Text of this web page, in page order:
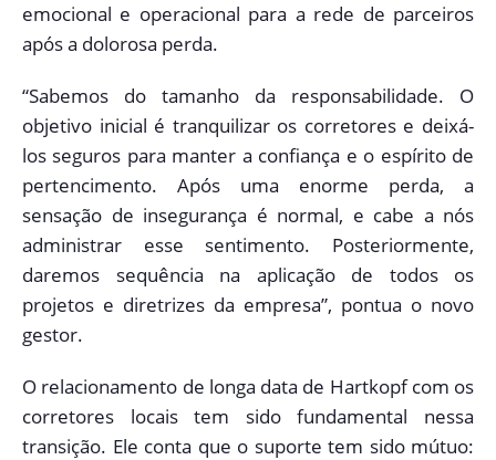
emocional e operacional para a rede de parceiros
após a dolorosa perda.
“Sabemos do tamanho da responsabilidade. O
objetivo inicial é tranquilizar os corretores e deixá-
los seguros para manter a confiança e o espírito de
pertencimento. Após uma enorme perda, a
sensação de insegurança é normal, e cabe a nós
administrar esse sentimento. Posteriormente,
daremos sequência na aplicação de todos os
projetos e diretrizes da empresa”, pontua o novo
gestor.
O relacionamento de longa data de Hartkopf com os
corretores locais tem sido fundamental nessa
transição. Ele conta que o suporte tem sido mútuo: